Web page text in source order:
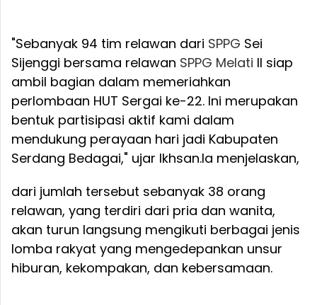
"Sebanyak 94 tim relawan dari SPPG Sei
Sijenggi bersama relawan SPPG Melati II siap
ambil bagian dalam memeriahkan
perlombaan HUT Sergai ke-22. Ini merupakan
bentuk partisipasi aktif kami dalam
mendukung perayaan hari jadi Kabupaten
Serdang Bedagai," ujar Ikhsan.Ia menjelaskan,
dari jumlah tersebut sebanyak 38 orang
relawan, yang terdiri dari pria dan wanita,
akan turun langsung mengikuti berbagai jenis
lomba rakyat yang mengedepankan unsur
hiburan, kekompakan, dan kebersamaan.